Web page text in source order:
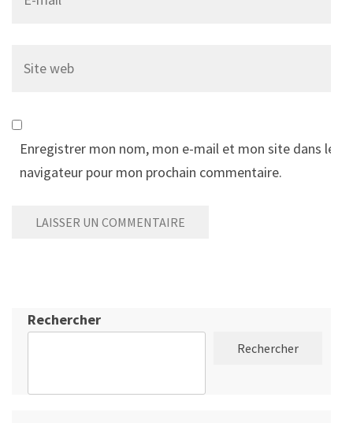
web
Enregistrer mon nom, mon e-mail et mon site dans le
navigateur pour mon prochain commentaire.
Rechercher
Rechercher